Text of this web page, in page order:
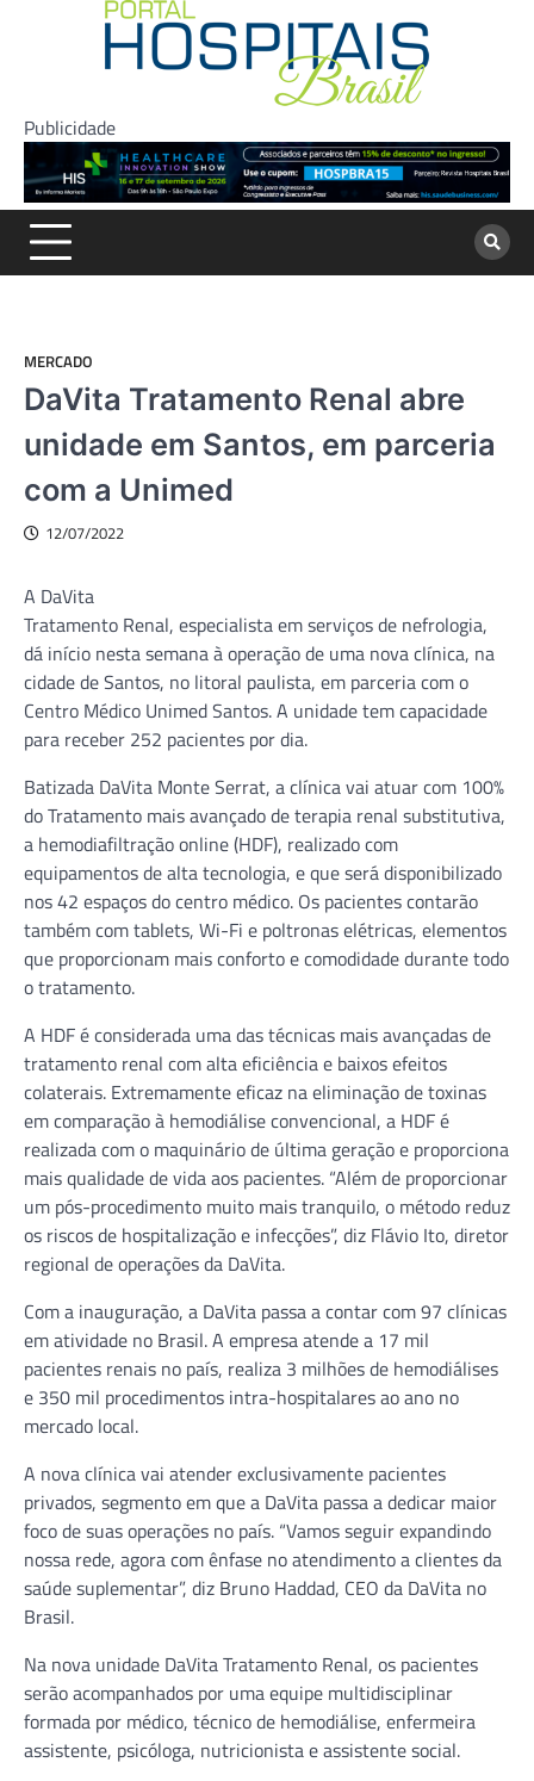
Publicidade
MERCADO
DaVita Tratamento Renal abre
unidade em Santos, em parceria
com a Unimed
12/07/2022
A DaVita
Tratamento Renal, especialista em serviços de nefrologia,
dá início nesta semana à operação de uma nova clínica, na
cidade de Santos, no litoral paulista, em parceria com o
Centro Médico Unimed Santos. A unidade tem capacidade
para receber 252 pacientes por dia.
Batizada DaVita Monte Serrat, a clínica vai atuar com 100%
do Tratamento mais avançado de terapia renal substitutiva,
a hemodiafiltração online (HDF), realizado com
equipamentos de alta tecnologia, e que será disponibilizado
nos 42 espaços do centro médico. Os pacientes contarão
também com tablets, Wi-Fi e poltronas elétricas, elementos
que proporcionam mais conforto e comodidade durante todo
o tratamento.
A HDF é considerada uma das técnicas mais avançadas de
tratamento renal com alta eficiência e baixos efeitos
colaterais. Extremamente eficaz na eliminação de toxinas
em comparação à hemodiálise convencional, a HDF é
realizada com o maquinário de última geração e proporciona
mais qualidade de vida aos pacientes. “Além de proporcionar
um pós-procedimento muito mais tranquilo, o método reduz
os riscos de hospitalização e infecções”, diz Flávio Ito, diretor
regional de operações da DaVita.
Com a inauguração, a DaVita passa a contar com 97 clínicas
em atividade no Brasil. A empresa atende a 17 mil
pacientes renais no país, realiza 3 milhões de hemodiálises
e 350 mil procedimentos intra-hospitalares ao ano no
mercado local.
A nova clínica vai atender exclusivamente pacientes
privados, segmento em que a DaVita passa a dedicar maior
foco de suas operações no país. “Vamos seguir expandindo
nossa rede, agora com ênfase no atendimento a clientes da
saúde suplementar”, diz Bruno Haddad, CEO da DaVita no
Brasil.
Na nova unidade DaVita Tratamento Renal, os pacientes
serão acompanhados por uma equipe multidisciplinar
formada por médico, técnico de hemodiálise, enfermeira
assistente, psicóloga, nutricionista e assistente social.